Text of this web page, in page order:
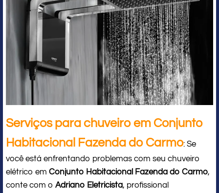
Serviços para chuveiro em Conjunto
Habitacional Fazenda do Carmo: Se
você está enfrentando problemas com seu chuveiro
elétrico em Conjunto Habitacional Fazenda do Carmo,
conte com o Adriano Eletricista, profissional